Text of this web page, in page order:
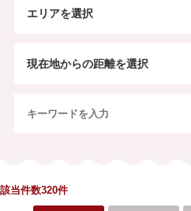
エリアを選択
現在地からの距離を選択
該当件数320件